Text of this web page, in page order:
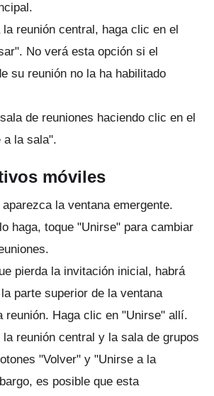
la reunión central, haga clic en el
No verá esta opción si el
su reunión no la ha habilitado
de reuniones haciendo clic en el
a la sala".
móviles
aparezca la ventana emergente.
haga, toque "Unirse" para cambiar
pierda la invitación inicial, habrá
parte superior de la ventana
reunión. Haga clic en "Unirse" allí.
la reunión central y la sala de grupos
"Volver" y "Unirse a la
es posible que esta